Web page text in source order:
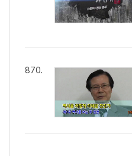
870.